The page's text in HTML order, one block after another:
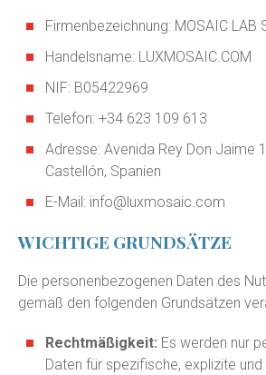
Firmenbezeichnung: MOSAIC LAB
Handelsname: LUXMOSAIC.COM
NIF: B05422969
Telefon: +34 623 109 613
Adresse: Avenida Rey Don Jaime
Castellón, Spanien
E-Mail: info@luxmosaic.com
WICHTIGE GRUNDSÄTZE
Die personenbezogenen Daten des
gemäß den folgenden Grundsätzen
Rechtmäßigkeit: Es werden nur
Daten für spezifische, explizite